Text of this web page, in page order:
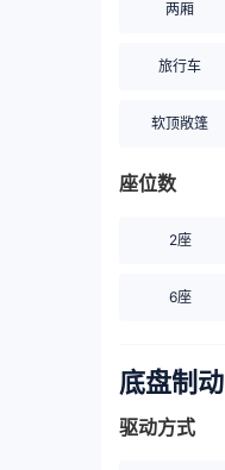
两厢
旅行车
软顶敞篷
座位数
2座
6座
底盘制动
驱动方式